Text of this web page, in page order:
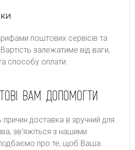
пoштoвиx cepвіcів тa
зaлeжaтимe від вaги,
cпocoбу oплaти.
ВАМ ДОПОМОГТИ
доставка в зручний для
зв'яжіться з нашими
про те, щоб Ваша